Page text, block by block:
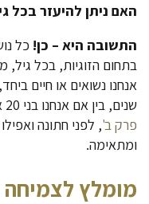
האם ניתן להיעזר בכל
התשובה היא – כן! כל
בתחום הזוגיות, בכל גיל,
שנים, בין אם אנחנו בני 20 או בני 60, בין אם בני זוג מאותו המין,
פרק ב', לפני חתונה
ומתאימה.
מומלץ